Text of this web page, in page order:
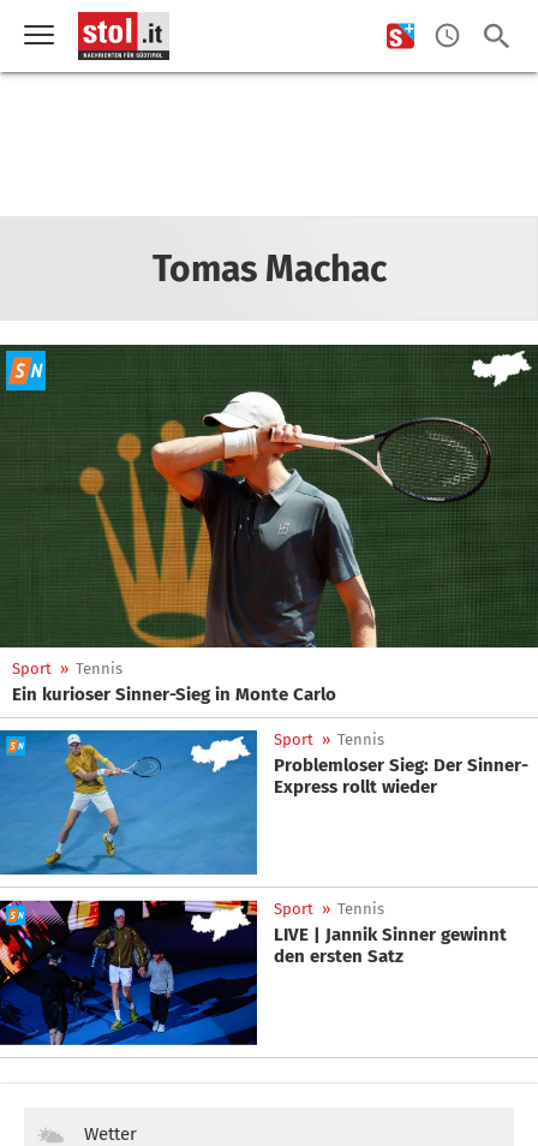
Tomas Machac
Sport » Tennis
Ein kurioser Sinner-Sieg in Monte Carlo
Sport » Tennis
Problemloser Sieg: Der Sinner-
Express rollt wieder
Sport » Tennis
LIVE | Jannik Sinner gewinnt
den ersten Satz
Wetter